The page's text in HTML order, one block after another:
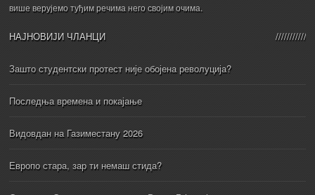
више верујемо туђим речима него својим очима.
НАЈНОВИЈИ ЧЛАНЦИ
Зашто студентски протест није обојена револуција?
Последња времена и покајање
Видовдан на Газиместану 2026
Европо стара, зар ти немаш стида?